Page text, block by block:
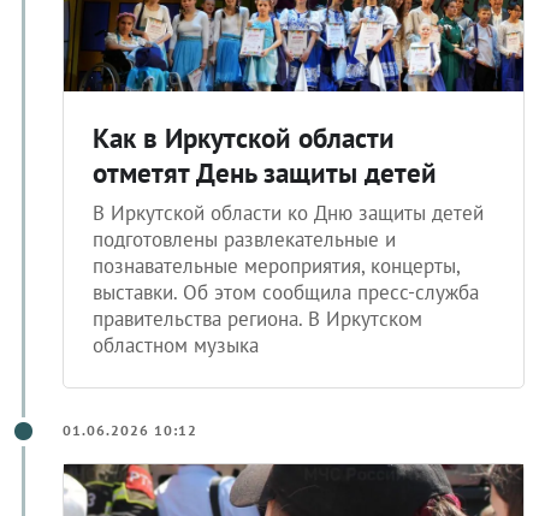
Как в Иркутской области
отметят День защиты детей
В Иркутской области ко Дню защиты детей
подготовлены развлекательные и
познавательные мероприятия, концерты,
выставки. Об этом сообщила пресс-служба
правительства региона. В Иркутском
областном музыка
01.06.2026 10:12